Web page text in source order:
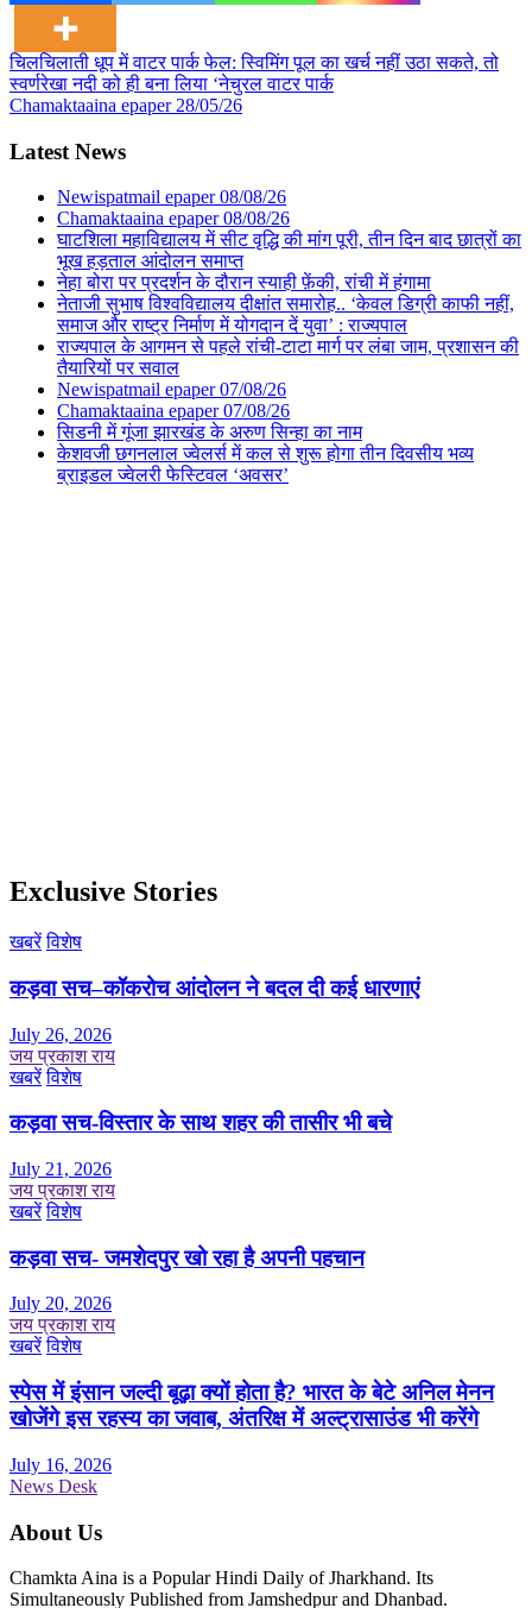
Post
navigation
चिलचिलाती धूप में वाटर पार्क फेल: स्विमिंग पूल का खर्च नहीं उठा सकते, तो
स्वर्णरेखा नदी को ही बना लिया ‘नेचुरल वाटर पार्क
Chamaktaaina epaper 28/05/26
Latest News
Newispatmail epaper 08/08/26
Chamaktaaina epaper 08/08/26
घाटशिला महाविद्यालय में सीट वृद्धि की मांग पूरी, तीन दिन बाद छात्रों का
भूख हड़ताल आंदोलन समाप्त
नेहा बोरा पर प्रदर्शन के दौरान स्याही फ़ेंकी, रांची में हंगामा
नेताजी सुभाष विश्वविद्यालय दीक्षांत समारोह.. ‘केवल डिग्री काफी नहीं,
समाज और राष्ट्र निर्माण में योगदान दें युवा’ : राज्यपाल
राज्यपाल के आगमन से पहले रांची-टाटा मार्ग पर लंबा जाम, प्रशासन की
तैयारियों पर सवाल
Newispatmail epaper 07/08/26
Chamaktaaina epaper 07/08/26
सिडनी में गूंजा झारखंड के अरुण सिन्हा का नाम
केशवजी छगनलाल ज्वेलर्स में कल से शुरू होगा तीन दिवसीय भव्य
ब्राइडल ज्वेलरी फेस्टिवल ‘अवसर’
Exclusive Stories
खबरें विशेष
कड़वा सच–कॉकरोच आंदोलन ने बदल दी कई धारणाएं
July 26, 2026
जय प्रकाश राय
खबरें विशेष
कड़वा सच-विस्तार के साथ शहर की तासीर भी बचे
July 21, 2026
जय प्रकाश राय
खबरें विशेष
कड़वा सच- जमशेदपुर खो रहा है अपनी पहचान
July 20, 2026
जय प्रकाश राय
खबरें विशेष
स्पेस में इंसान जल्दी बूढ़ा क्यों होता है? भारत के बेटे अनिल मेनन
खोजेंगे इस रहस्य का जवाब, अंतरिक्ष में अल्ट्रासाउंड भी करेंगे
July 16, 2026
News Desk
About Us
Chamkta Aina is a Popular Hindi Daily of Jharkhand. Its
Simultaneously Published from Jamshedpur and Dhanbad.